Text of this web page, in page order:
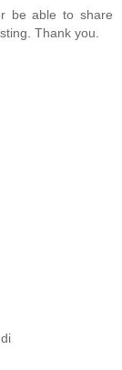
be able to share
Thank you.